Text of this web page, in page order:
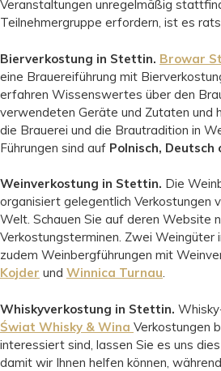
Veranstaltungen unregelmäßig
Teilnehmergruppe erfordern, ist es
Bierverkostung in Stettin. Browar
eine Brauereiführung mit
erfahren Wissenswertes über den
verwendeten Geräte und Zutaten und
die Brauerei und die Brautradition in
Führungen sind auf Polnisch, Deutsch
Weinverkostung in Stettin. Die
organisiert gelegentlich Verkostungen
Welt. Schauen Sie auf deren Website
Verkostungsterminen. Zwei
zudem Weinbergführungen mit
Kojder und Winnica Turnau.
Whiskyverkostung in Stettin.
Świat Whisky & Wina Verkostungen
interessiert sind, lassen Sie es uns
damit wir Ihnen helfen können,